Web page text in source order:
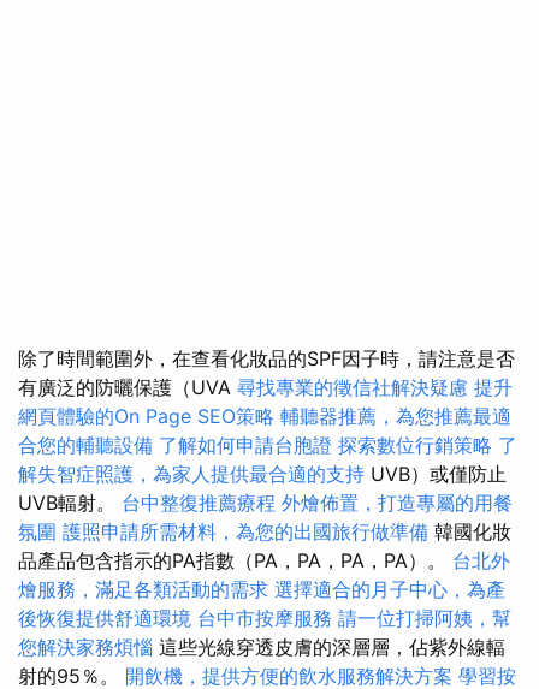
除了時間範圍外，在查看化妝品的SPF因子時，請注意是否
有廣泛的防曬保護（UVA 尋找專業的徵信社解決疑慮 提升
網頁體驗的On Page SEO策略 輔聽器推薦，為您推薦最適
合您的輔聽設備 了解如何申請台胞證 探索數位行銷策略 了
解失智症照護，為家人提供最合適的支持 UVB）或僅防止
UVB輻射。 台中整復推薦療程 外燴佈置，打造專屬的用餐
氛圍 護照申請所需材料，為您的出國旅行做準備 韓國化妝
品產品包含指示的PA指數（PA，PA，PA，PA）。 台北外
燴服務，滿足各類活動的需求 選擇適合的月子中心，為產
後恢復提供舒適環境 台中市按摩服務 請一位打掃阿姨，幫
您解決家務煩惱 這些光線穿透皮膚的深層層，佔紫外線輻
射的95％。 開飲機，提供方便的飲水服務解決方案 學習按